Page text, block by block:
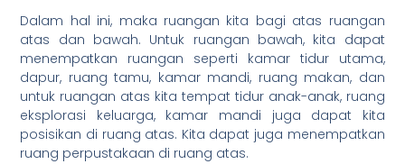
Dalam hal ini, maka ruangan kita bagi atas ruangan
atas dan bawah. Untuk ruangan bawah, kita dapat
menempatkan ruangan seperti kamar tidur utama,
dapur, ruang tamu, kamar mandi, ruang makan, dan
untuk ruangan atas kita tempat tidur anak-anak, ruang
eksplorasi keluarga, kamar mandi juga dapat kita
posisikan di ruang atas. Kita dapat juga menempatkan
ruang perpustakaan di ruang atas.